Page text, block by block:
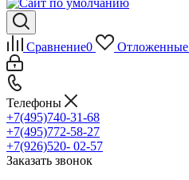
Сравнение0 Отложенные
Телефоны
+7(495)740-31-68
+7(495)772-58-27
+7(926)520- 02-57
Заказать звонок